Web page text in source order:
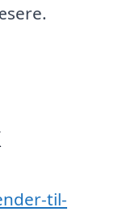
til-